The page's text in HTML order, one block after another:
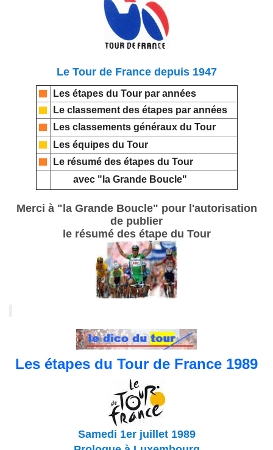
Le Tour de France depuis 1947
Les étapes du Tour par années
Le classement des étapes par années
Les classements généraux du Tour
Les équipes du Tour
Le résumé des étapes du Tour
avec "la Grande Boucle"
Merci à "la Grande Boucle" pour l'autorisation
de publier
le résumé des étape du Tour
Les étapes du Tour de France 1989
Samedi 1er juillet 1989